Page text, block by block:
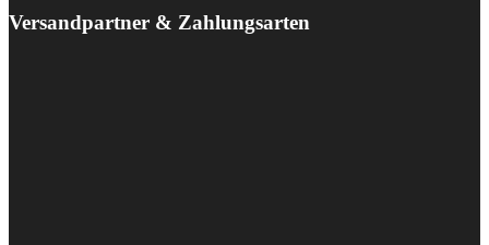
Versandpartner & Zahlungsarten